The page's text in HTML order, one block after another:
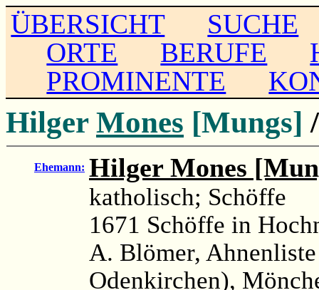
ÜBERSICHT
SUCHE
ORTE
BERUFE
PROMINENTE
Hilger Mones [Mungs]
Ehemann: Hilger Mones
katholisch; Schöffe
1671 Schöffe in
A. Blömer,
Odenkirchen),